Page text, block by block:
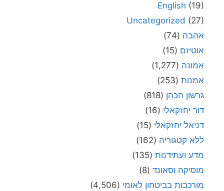
English (19)
Uncategorized (27)
אהבה (74)
אוטיזם (15)
אמונה (1,277)
אמנות (253)
גרשון הכהן (818)
דור יחזקאלי (16)
דניאל יחזקאלי (15)
ללא קטגוריה (162)
מדע ועתידנות (135)
מוסיקה וסאונד (8)
מורכבות בביטחון לאומי (4,506)